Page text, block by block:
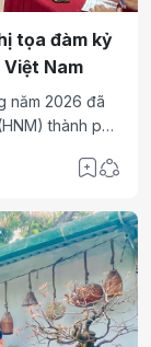
tọa đàm kỷ
Nam
năm 2026 đã
thành phố
ngày thành